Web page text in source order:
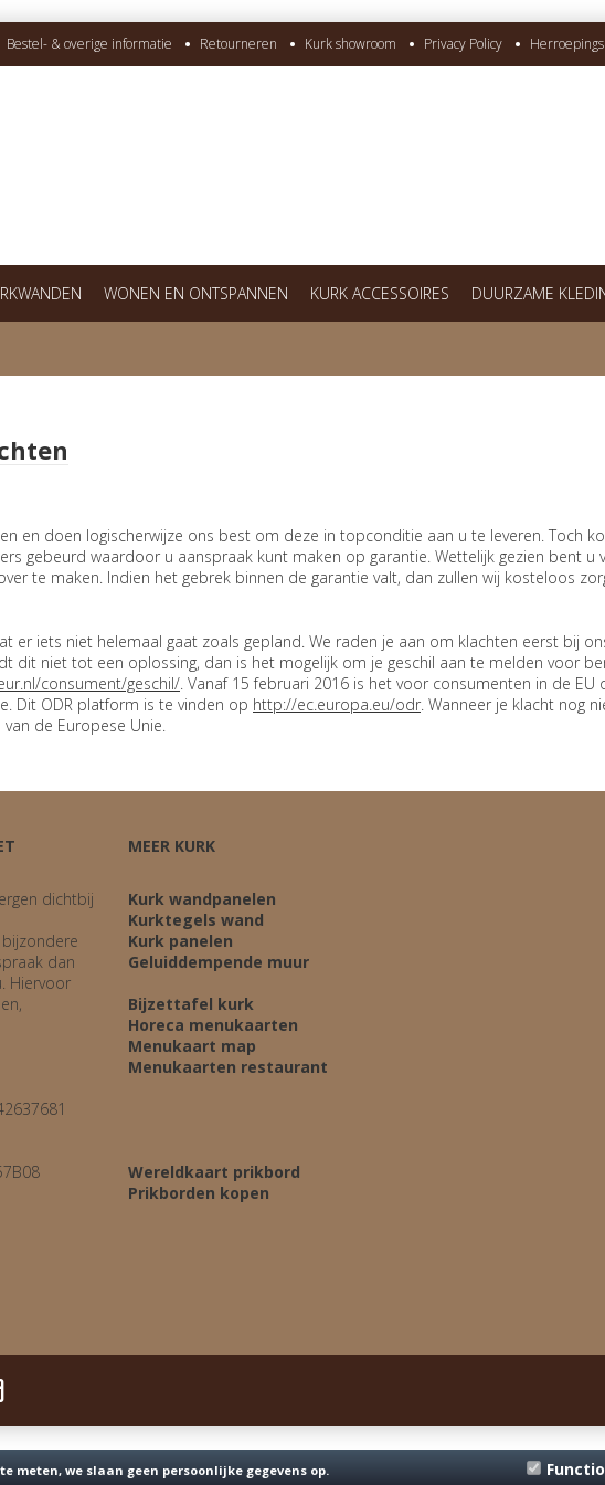
Bestel- & overige informatie Retourneren Kurk showroom Privacy Policy
WONEN EN ONTSPANNEN KURK ACCESSOIRES DUURZAME
en doen logischerwijze ons best om deze in topconditie aan u te leveren. Toch
gebeurd waardoor u aanspraak kunt maken op garantie. Wettelijk gezien bent
te maken. Indien het gebrek binnen de garantie valt, dan zullen wij kosteloos
er iets niet helemaal gaat zoals gepland. We raden je aan om klachten eerst bij
dit niet tot een oplossing, dan is het mogelijk om je geschil aan te melden voor
consument/geschil/. Vanaf 15 februari 2016 is het voor consumenten in de
Dit ODR platform is te vinden op http://ec.europa.eu/odr. Wanneer je klacht nog
de Europese Unie.
dichtbij
dan
Hiervoor
MEER KURK
Kurk wandpanelen
Kurktegels wand
Kurk panelen
Geluiddempende muur
Bijzettafel kurk
Horeca menukaarten
Menukaart map
Menukaarten restaurant
Wereldkaart prikbord
Prikborden kopen
meten, we slaan geen persoonlijke gegevens op.